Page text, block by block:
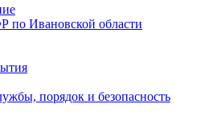
по Ивановской области
порядок и безопасность